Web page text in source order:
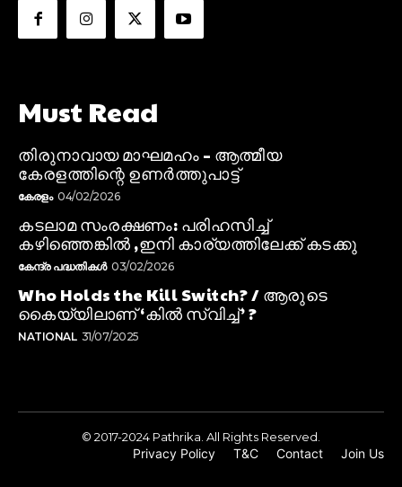
Must Read
തിരുനാവായ മാഘമഹം – ആത്മീയ
കേരളത്തിന്റെ ഉണർത്തുപാട്ട്
കേരളം 04/02/2026
കടലാമ സംരക്ഷണം: പരിഹസിച്ച്
കഴിഞ്ഞെങ്കിൽ ,ഇനി കാര്യത്തിലേക്ക് കടക്കു
കേന്ദ്ര പദ്ധതികൾ 03/02/2026
Who Holds the Kill Switch? / ആരുടെ
കൈയ്യിലാണ് ‘കിൽ സ്വിച്ച്’ ?
NATIONAL 31/07/2025
© 2017-2024 Pathrika. All Rights Reserved.
Privacy Policy T&C Contact Join Us